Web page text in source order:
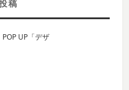
稿
POP UP「デザ